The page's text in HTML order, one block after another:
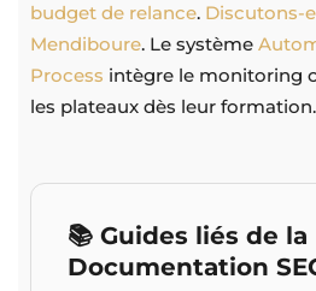
budget de relance. Discutons-
Mendiboure. Le système
Process intègre le monitoring
les plateaux dès leur formation.
📚 Guides liés de la
Documentation